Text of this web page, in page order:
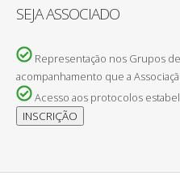
SEJA ASSOCIADO
Representação nos Grupos
acompanhamento que a
Acesso aos protocolos